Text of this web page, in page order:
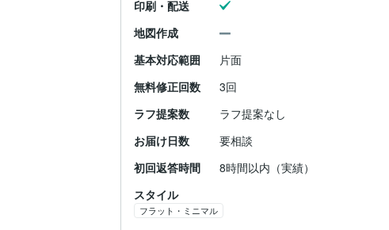
印刷・配送
地図作成
基本対応範囲
片面
無料修正回数
3回
ラフ提案数
ラフ提案なし
お届け日数
要相談
初回返答時間
8時間以内（実績）
スタイル
フラット・ミニマル